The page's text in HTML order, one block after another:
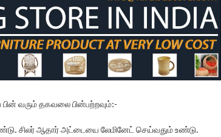
பின் வரும் தகவலை பின்பற்றவும்:-
சிலர் ஆதார் அட்டையை லேமினேட் செய்வதும் உண்டு.